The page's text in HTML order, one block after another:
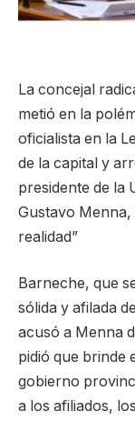
La concejal
metió en la
oficialista en la
de la capital y
presidente de la
Gustavo Menna,
realidad”
Barneche, que
sólida y afilada
acusó a Menna
pidió que brinde
gobierno
a los afiliados,